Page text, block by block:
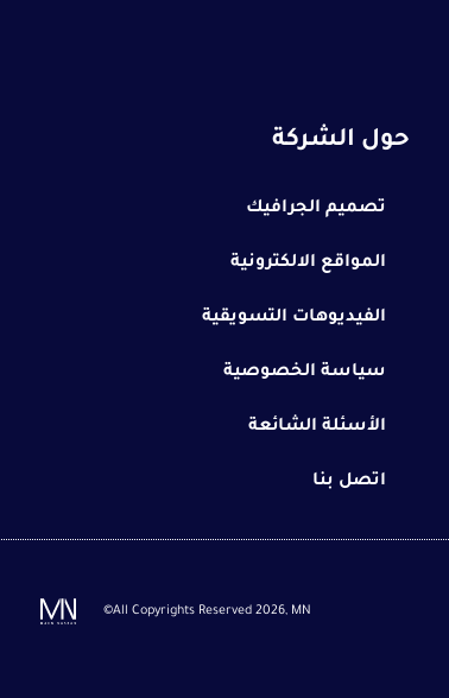
حول الشركة
تصميم الجرافيك
المواقع الالكترونية
الفيديوهات التسويقية
سياسة الخصوصية
الأسئلة الشائعة
اتصل بنا
©All Copyrights Reserved 2026, MN